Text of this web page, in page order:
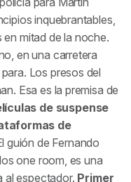
inquebrantables,
mitad de la noche.
en una carretera
Los presos del
Esa es la premisa de
de suspense
de
guión de Fernando
one room, es una
al espectador. Primer